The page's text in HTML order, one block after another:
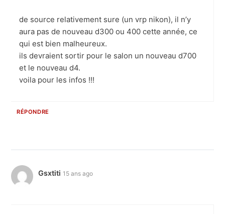
de source relativement sure (un vrp nikon), il n’y
aura pas de nouveau d300 ou 400 cette année, ce
qui est bien malheureux.
ils devraient sortir pour le salon un nouveau d700
et le nouveau d4.
voila pour les infos !!!
RÉPONDRE
Gsxtiti 15 ans ago